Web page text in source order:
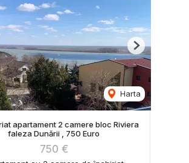
Harta
Next
apartament 2 camere bloc Riviera
faleza Dunării , 750 Euro
750 €